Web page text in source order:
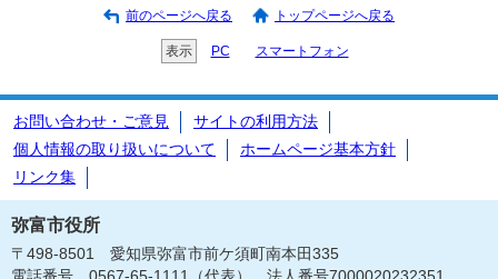
前のページへ戻る トップページへ戻る
表示 PC スマートフォン
お問い合わせ・ご意見
サイトの利用方法
個人情報の取り扱いについて
ホームページ基本方針
リンク集
弥富市役所
〒498-8501 愛知県弥富市前ケ須町南本田335